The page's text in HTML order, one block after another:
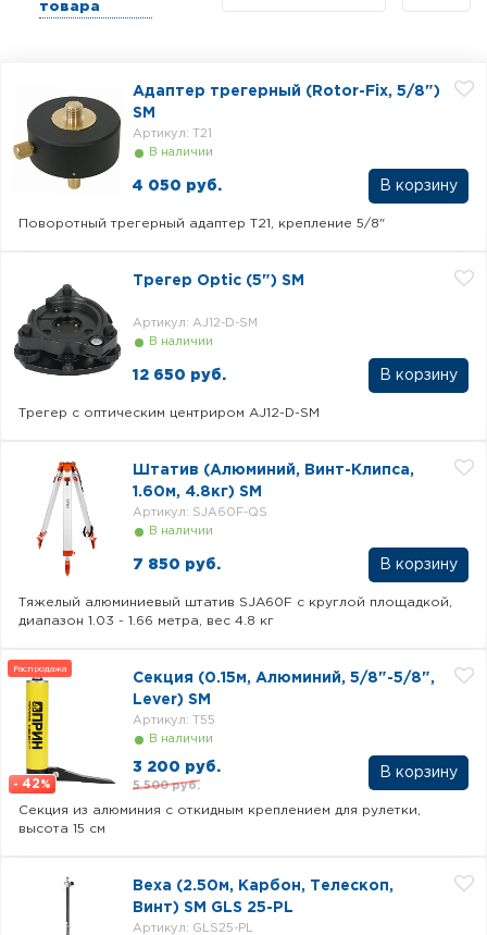
товара
Адаптер трегерный (Rotor-Fix, 5/8")
SМ
В наличии
Артикул: T21
4 050 руб.
Поворотный трегерный адаптер T21, крепление 5/8"
Трегер Optic (5") SM
В наличии
Артикул: AJ12-D-SM
12 650 руб.
Трегер с оптическим центриром AJ12-D-SM
Штатив (Алюминий, Винт-Клипса,
1.60м, 4.8кг) SM
В наличии
Артикул: SJA60F-QS
7 850 руб.
Тяжелый алюминиевый штатив SJA60F с круглой площадкой,
диапазон 1.03 - 1.66 метра, вес 4.8 кг
Распродажа
- 42 %
Секция (0.15м, Алюминий, 5/8"-5/8",
Lever) SM
В наличии
Артикул: T55
3 200 руб.
5 500 руб.
Секция из алюминия с откидным креплением для рулетки,
высота 15 см
Веха (2.50м, Карбон, Телескоп,
Винт) SM GLS 25-PL
Артикул: GLS25-PL